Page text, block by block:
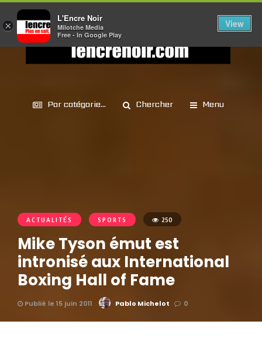
Par catégorie... Chercher Menu
ACTUALITÉS SPORTS 250
Mike Tyson émut est
intronisé aux International
Boxing Hall of Fame
Publié le 15 juin 2011 Pablo Michelot 0
×
L'Encre Noir
Milotche Media
Free - In Google Play
View